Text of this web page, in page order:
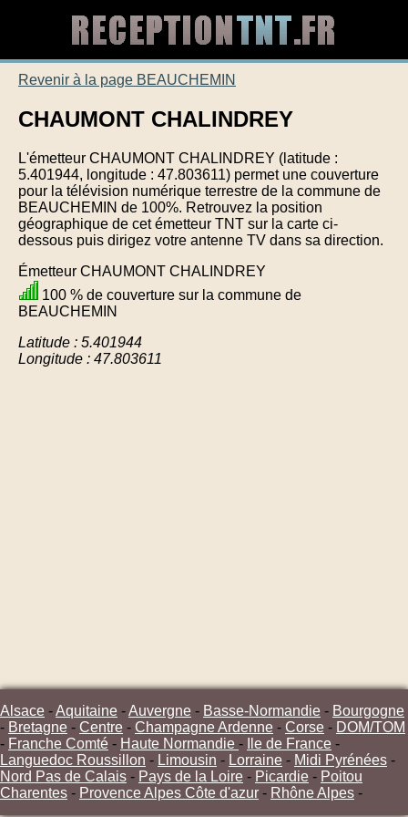
Revenir à la page BEAUCHEMIN
CHAUMONT CHALINDREY
L'émetteur CHAUMONT CHALINDREY (latitude :
5.401944, longitude : 47.803611) permet une couverture
pour la télévision numérique terrestre de la commune de
BEAUCHEMIN de 100%. Retrouvez la position
géographique de cet émetteur TNT sur la carte ci-
dessous puis dirigez votre antenne TV dans sa direction.
Émetteur CHAUMONT CHALINDREY
100 % de couverture sur la commune de
BEAUCHEMIN
Latitude : 5.401944
Longitude : 47.803611
Alsace -Aquitaine -Auvergne - Basse-Normandie - Bourgogne
- Bretagne - Centre - Champagne Ardenne - Corse - DOM/TOM
- Franche Comté - Haute Normandie - Ile de France -
Languedoc Roussillon - Limousin - Lorraine - Midi Pyrénées -
Nord Pas de Calais - Pays de la Loire - Picardie - Poitou
Charentes - Provence Alpes Côte d'azur - Rhône Alpes -